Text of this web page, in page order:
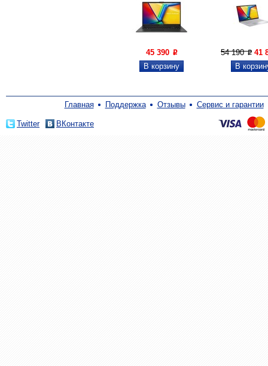
45 390 P 54 190P 41
Главная Поддержка Отзывы Сервис и гарантии
Twitter ВКонтакте